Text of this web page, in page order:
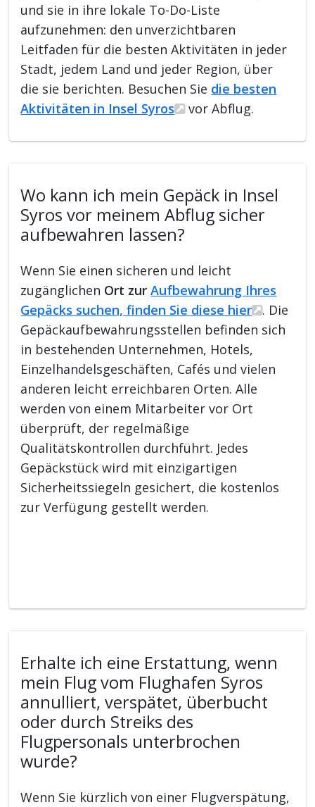
und sie in ihre lokale To-Do-Liste
aufzunehmen: den unverzichtbaren
Leitfaden für die besten Aktivitäten in jeder
Stadt, jedem Land und jeder Region, über
die sie berichten. Besuchen Sie die besten
Aktivitäten in Insel Syros
vor Abflug.
Wo kann ich mein Gepäck in Insel
Syros vor meinem Abflug sicher
aufbewahren lassen?
Wenn Sie einen sicheren und leicht
zugänglichen Ort zurAufbewahrung Ihres
Gepäcks suchen, finden Sie diese hier
. Die
Gepäckaufbewahrungsstellen befinden sich
in bestehenden Unternehmen, Hotels,
Einzelhandelsgeschäften, Cafés und vielen
anderen leicht erreichbaren Orten. Alle
werden von einem Mitarbeiter vor Ort
überprüft, der regelmäßige
Qualitätskontrollen durchführt. Jedes
Gepäckstück wird mit einzigartigen
Sicherheitssiegeln gesichert, die kostenlos
zur Verfügung gestellt werden.
Erhalte ich eine Erstattung, wenn
mein Flug vom Flughafen Syros
annulliert, verspätet, überbucht
oder durch Streiks des
Flugpersonals unterbrochen
wurde?
Wenn Sie kürzlich von einer Flugverspätung,